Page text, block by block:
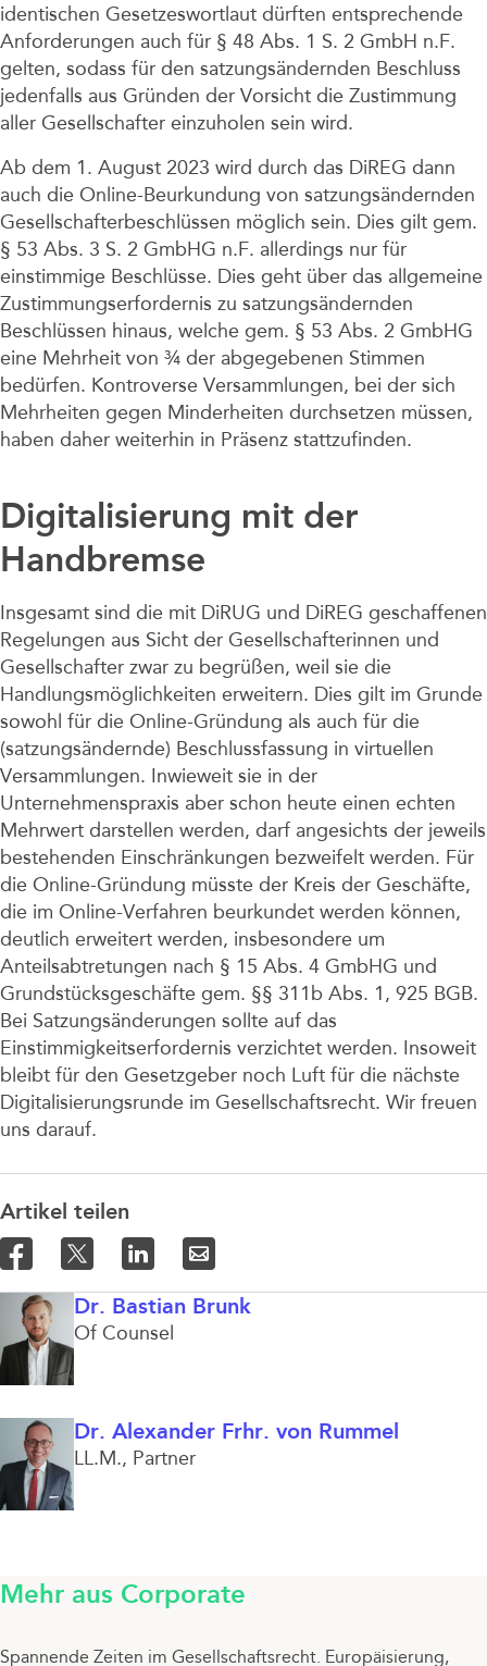
identischen Gesetzeswortlaut dürften entsprechende
Anforderungen auch für § 48 Abs. 1 S. 2 GmbH n.F.
gelten, sodass für den satzungsändernden Beschluss
jedenfalls aus Gründen der Vorsicht die Zustimmung
aller Gesellschafter einzuholen sein wird.
Ab dem 1. August 2023 wird durch das DiREG dann
auch die Online-Beurkundung von satzungsändernden
Gesellschafterbeschlüssen möglich sein. Dies gilt gem.
§ 53 Abs. 3 S. 2 GmbHG n.F. allerdings nur für
einstimmige Beschlüsse. Dies geht über das allgemeine
Zustimmungserfordernis zu satzungsändernden
Beschlüssen hinaus, welche gem. § 53 Abs. 2 GmbHG
eine Mehrheit von ¾ der abgegebenen Stimmen
bedürfen. Kontroverse Versammlungen, bei der sich
Mehrheiten gegen Minderheiten durchsetzen müssen,
haben daher weiterhin in Präsenz stattzufinden.
Digitalisierung mit der
Handbremse
Insgesamt sind die mit DiRUG und DiREG geschaffenen
Regelungen aus Sicht der Gesellschafterinnen und
Gesellschafter zwar zu begrüßen, weil sie die
Handlungsmöglichkeiten erweitern. Dies gilt im Grunde
sowohl für die Online-Gründung als auch für die
(satzungsändernde) Beschlussfassung in virtuellen
Versammlungen. Inwieweit sie in der
Unternehmenspraxis aber schon heute einen echten
Mehrwert darstellen werden, darf angesichts der jeweils
bestehenden Einschränkungen bezweifelt werden. Für
die Online-Gründung müsste der Kreis der Geschäfte,
die im Online-Verfahren beurkundet werden können,
deutlich erweitert werden, insbesondere um
Anteilsabtretungen nach § 15 Abs. 4 GmbHG und
Grundstücksgeschäfte gem. §§ 311b Abs. 1, 925 BGB.
Bei Satzungsänderungen sollte auf das
Einstimmigkeitserfordernis verzichtet werden. Insoweit
bleibt für den Gesetzgeber noch Luft für die nächste
Digitalisierungsrunde im Gesellschaftsrecht. Wir freuen
uns darauf.
Artikel teilen
Dr. Bastian Brunk
Of Counsel
Dr. Alexander Frhr. von Rummel
LL.M. Partner
Mehr aus Corporate
Spannende Zeiten im Gesellschaftsrecht. Europäisierung,